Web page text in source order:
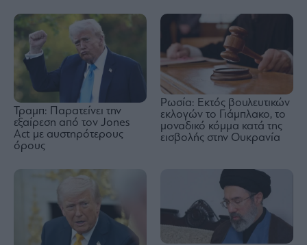
Τραμπ: Παρατείνει την
εξαίρεση από τον Jones
Act με αυστηρότερους
όρους
Ρωσία: Εκτός βουλευτικών
εκλογών το Γιάμπλακο, το
μοναδικό κόμμα κατά της
εισβολής στην Ουκρανία